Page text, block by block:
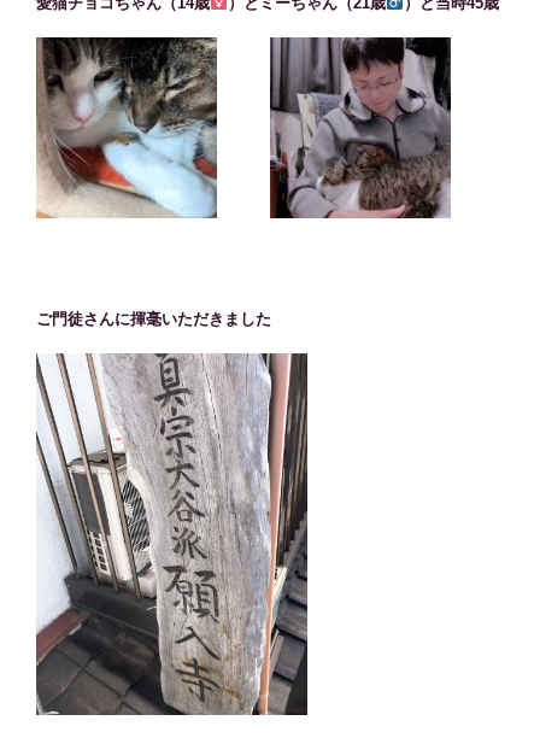
ご門徒さんに揮毫いただきました